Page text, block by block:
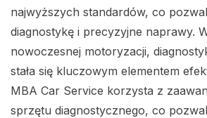
najwyższych standardów, co
diagnostykę i precyzyjne naprawy.
nowoczesnej motoryzacji,
stała się kluczowym elementem
MBA Car Service korzysta z
sprzętu diagnostycznego, co